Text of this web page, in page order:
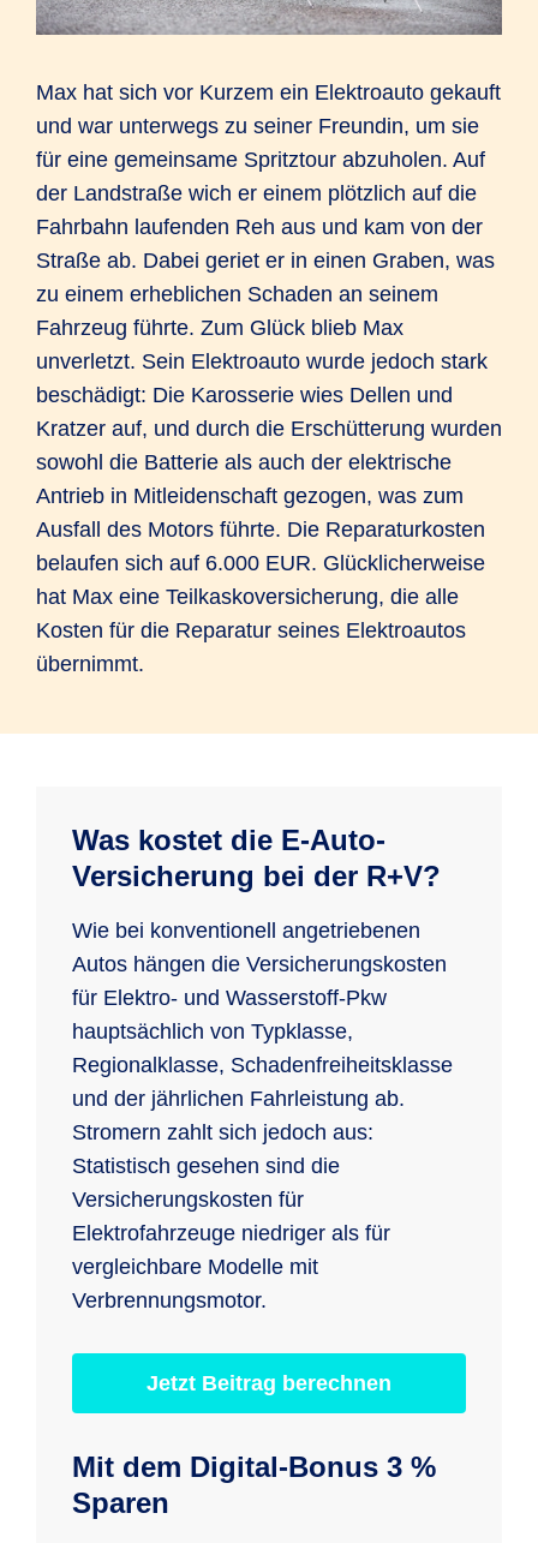
Max hat sich vor Kurzem ein Elektroauto gekauft
und war unterwegs zu seiner Freundin, um sie
für eine gemeinsame Spritztour abzuholen. Auf
der Landstraße wich er einem plötzlich auf die
Fahrbahn laufenden Reh aus und kam von der
Straße ab. Dabei geriet er in einen Graben, was
zu einem erheblichen Schaden an seinem
Fahrzeug führte. Zum Glück blieb Max
unverletzt. Sein Elektroauto wurde jedoch stark
beschädigt: Die Karosserie wies Dellen und
Kratzer auf, und durch die Erschütterung wurden
sowohl die Batterie als auch der elektrische
Antrieb in Mitleidenschaft gezogen, was zum
Ausfall des Motors führte. Die Reparaturkosten
belaufen sich auf 6.000 EUR. Glücklicherweise
hat Max eine Teilkaskoversicherung, die alle
Kosten für die Reparatur seines Elektroautos
übernimmt.
Was kostet die E-Auto-
Versicherung bei der R+V?
Wie bei konventionell angetriebenen
Autos hängen die Versicherungskosten
für Elektro- und Wasserstoff-Pkw
hauptsächlich von Typklasse,
Regionalklasse, Schadenfreiheitsklasse
und der jährlichen Fahrleistung ab.
Stromern zahlt sich jedoch aus:
Statistisch gesehen sind die
Versicherungskosten für
Elektrofahrzeuge niedriger als für
vergleichbare Modelle mit
Verbrennungsmotor.
Jetzt Beitrag berechnen
Mit dem Digital-Bonus 3 %
Sparen